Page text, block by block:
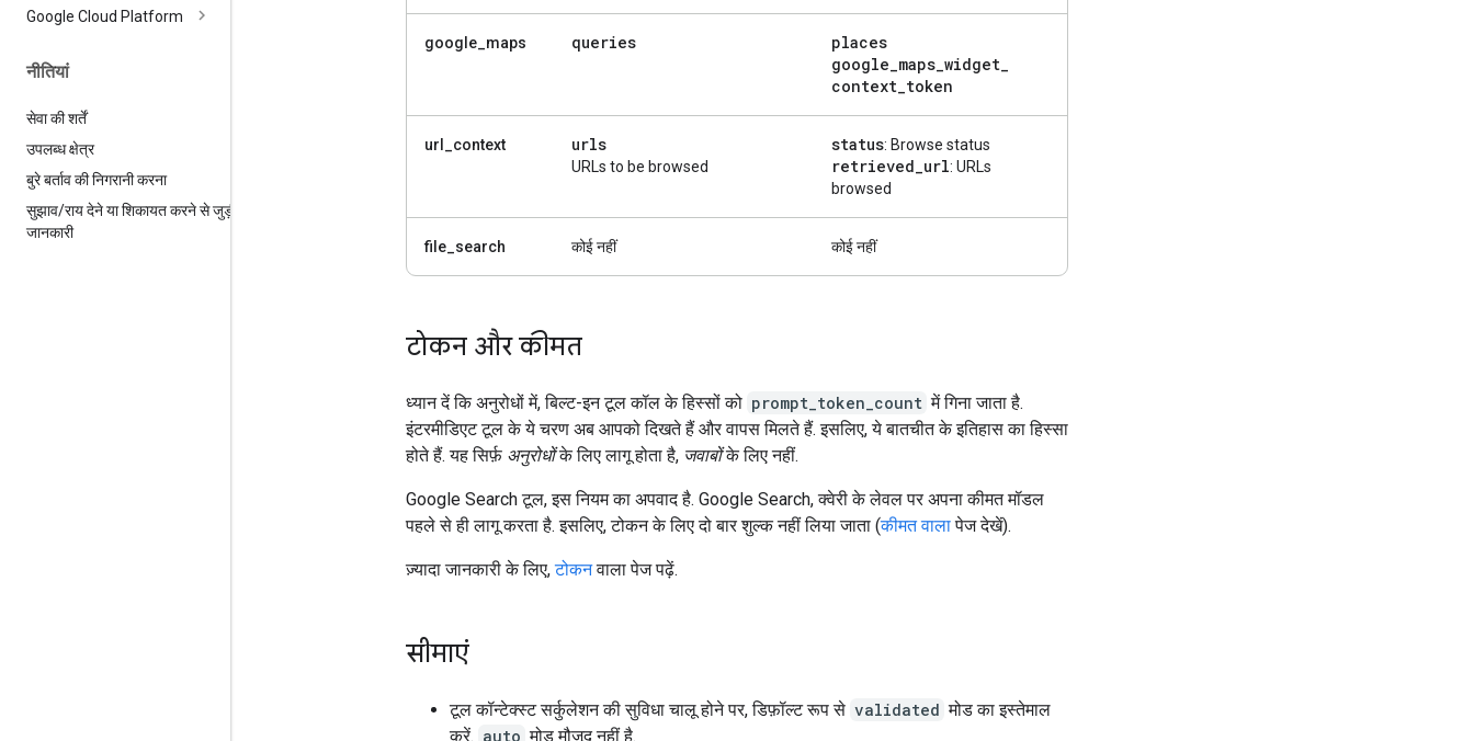
Google Cloud Platform
नीतियां
सेवा की शर्तें
उपलब्ध क्षेत्र
बुरे बर्ताव की निगरानी करना
सुझाव/राय देने या शिकायत करने से जुड़ी
जानकारी
google_maps queries
places
google_maps_widget_
context_token
url_context urls
URLs to be browsed
status: Browse status
retrieved_url: URLs
browsed
file_search कोई नहीं कोई नहीं
टोकन और कीमत
ध्यान दें कि अनुरोधों में, बिल्ट-इन टूल कॉल के हिस्सों को prompt_token_count में गिना जाता है.
इंटरमीडिएट टूल के ये चरण अब आपको दिखते हैं और वापस मिलते हैं. इसलिए, ये बातचीत के इतिहास का हिस्सा
होते हैं. यह सिर्फ़ अनुरोधोंके लिए लागू होता है, जवाबोंके लिए नहीं.
Google Search टूल, इस नियम का अपवाद है. Google Search, क्वेरी के लेवल पर अपना कीमत मॉडल
पहले से ही लागू करता है. इसलिए, टोकन के लिए दो बार शुल्क नहीं लिया जाता (कीमत वालापेज देखें).
ज़्यादा जानकारी के लिए,टोकनवाला पेज पढ़ें.
सीमाएं
टूल कॉन्टेक्स्ट सर्कुलेशन की सुविधा चालू होने पर, डिफ़ॉल्ट रूप से validated मोड का इस्तेमाल
करें. auto मोड मौजूद नहीं है.